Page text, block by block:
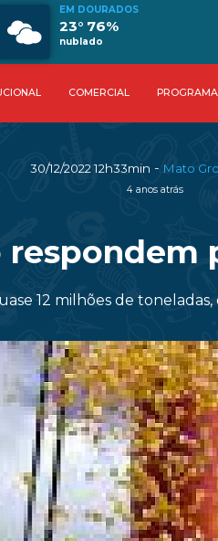
EM DOURADOS
23° 76%
nublado
COMERCIAL
30/12/2022 12h33min - Mato
4 anos atrás
12 milhões de